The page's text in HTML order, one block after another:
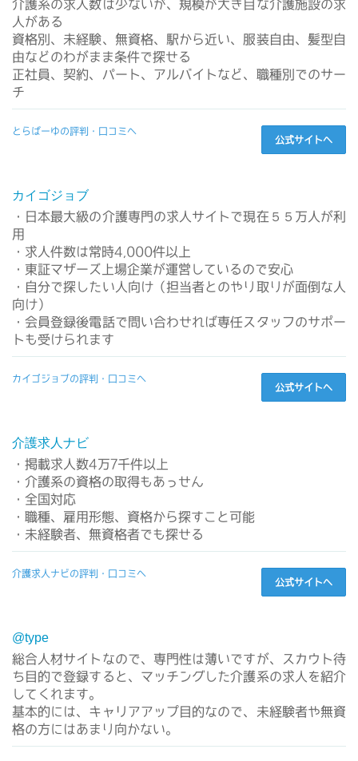
介護系の求人数は少ないが、規模が大き目な介護施設の求
人がある
資格別、未経験、無資格、駅から近い、服装自由、髪型自
由などのわがまま条件で探せる
正社員、契約、パート、アルバイトなど、職種別でのサー
チ
とらばーゆの評判・口コミへ
公式サイトへ
カイゴジョブ
・日本最大級の介護専門の求人サイトで現在５５万人が利
用
・求人件数は常時4,000件以上
・東証マザーズ上場企業が運営しているので安心
・自分で探したい人向け（担当者とのやり取りが面倒な人
向け）
・会員登録後電話で問い合わせれば専任スタッフのサポー
トも受けられます
カイゴジョブの評判・口コミへ
公式サイトへ
介護求人ナビ
・掲載求人数4万7千件以上
・介護系の資格の取得もあっせん
・全国対応
・職種、雇用形態、資格から探すこと可能
・未経験者、無資格者でも探せる
介護求人ナビの評判・口コミへ
公式サイトへ
@type
総合人材サイトなので、専門性は薄いですが、スカウト待
ち目的で登録すると、マッチングした介護系の求人を紹介
してくれます。
基本的には、キャリアアップ目的なので、未経験者や無資
格の方にはあまり向かない。